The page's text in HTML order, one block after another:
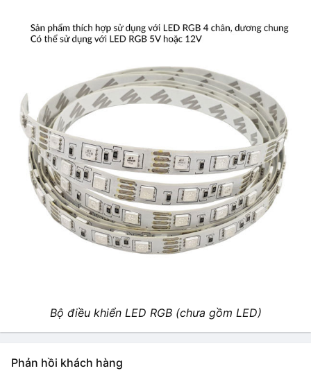
Bộ điều khiển LED RGB (chưa gồm LED)
Phản hồi khách hàng